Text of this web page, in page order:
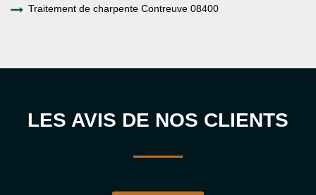
Traitement de charpente Contreuve 08400
LES AVIS DE NOS CLIENTS